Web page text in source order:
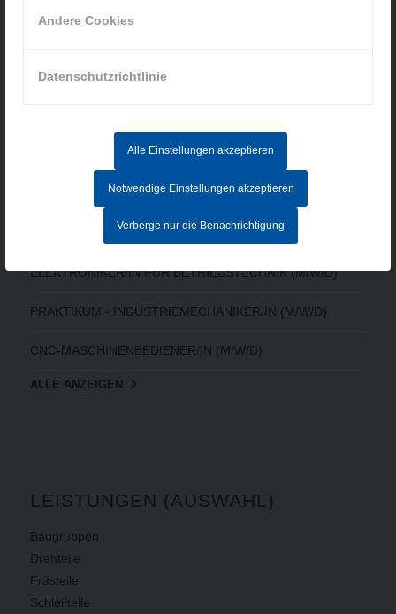
Andere Cookies
Datenschutzrichtlinie
Alle Einstellungen akzeptieren
Notwendige Einstellungen akzeptieren
Verberge nur die Benachrichtigung
Hinweisgebersystem
AKTUELLE STELLENANGEBOTE
MITARBEITER IM AUFTRAGSZENTRUM (M/W/D) - Vollzeit
CNC-FACHKRAFT (M/W/D)
ELEKTRONIKER/IN FÜR BETRIEBSTECHNIK (M/W/D)
PRAKTIKUM - INDUSTRIEMECHANIKER/IN (M/W/D)
CNC-MASCHINENBEDIENER/IN (M/W/D)
ALLE ANZEIGEN
LEISTUNGEN (AUSWAHL)
Baugruppen
Drehteile
Frästeile
Schleifteile